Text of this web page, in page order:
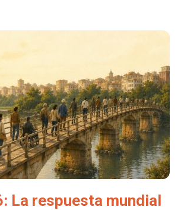
La respuesta mundial